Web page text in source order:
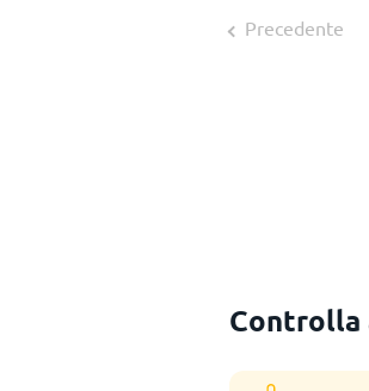
Precedente
Controlla